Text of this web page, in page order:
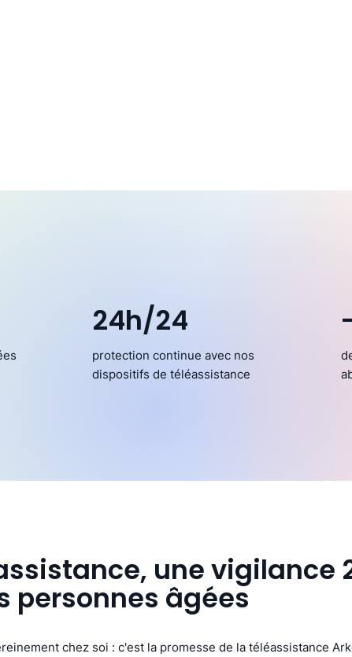
24h/24
protection continue avec nos
dispositifs de téléassistance
une vigilance
personnes âgées
chez soi : c'est la promesse de la téléassistance